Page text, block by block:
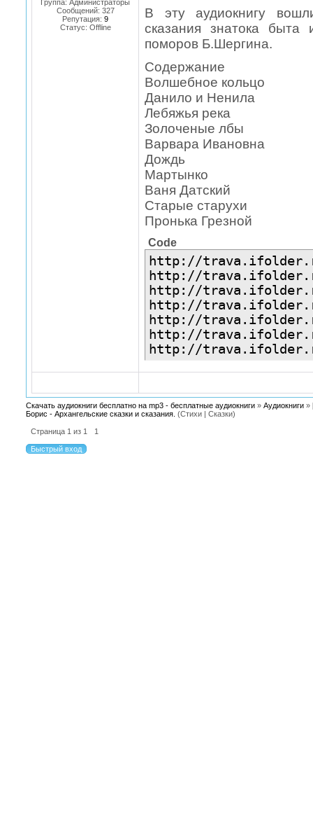
Группа: Администраторы
Сообщений: 327
Репутация: 9
Статус: Offline
В эту аудиокнигу
сказания знатока быта
поморов Б.Шергина.
Содержание
Волшебное кольцо
Данило и Ненила
Лебяжья река
Золоченые лбы
Варвара Ивановна
Дождь
Мартынко
Ваня Датский
Старые старухи
Пронька Грезной
Code
http://
http://
http://
http://
http://
http://
http://
Скачать аудиокниги бесплатно на mp3 - бесплатные аудиокниги » Аудиокниги »
Борис - Архангельские сказки и сказания. (Стихи | Сказки)
Страница 1 из 1 1